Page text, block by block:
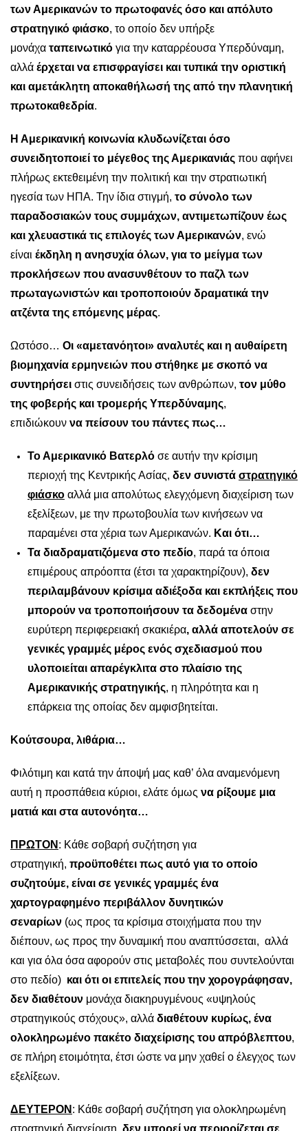
των Αμερικανών το πρωτοφανές όσο και απόλυτο
στρατηγικό φιάσκο, το οποίο δεν υπήρξε
μονάχα ταπεινωτικό για την καταρρέουσα Υπερδύναμη,
αλλά έρχεται να επισφραγίσει και τυπικά την οριστική
και αμετάκλητη αποκαθήλωσή της από την πλανητική
πρωτοκαθεδρία.
Η Αμερικανική κοινωνία κλυδωνίζεται όσο
συνειδητοποιεί το μέγεθος της Αμερικανιάς που αφήνει
πλήρως εκτεθειμένη την πολιτική και την στρατιωτική
ηγεσία των ΗΠΑ. Την ίδια στιγμή, το σύνολο των
παραδοσιακών τους συμμάχων, αντιμετωπίζουν έως
και χλευαστικά τις επιλογές των Αμερικανών, ενώ
είναι έκδηλη η ανησυχία όλων, για το μείγμα των
προκλήσεων που ανασυνθέτουν το παζλ των
πρωταγωνιστών και τροποποιούν δραματικά την
ατζέντα της επόμενης μέρας.
Ωστόσο… Οι «αμετανόητοι» αναλυτές και η αυθαίρετη
βιομηχανία ερμηνειών που στήθηκε με σκοπό να
συντηρήσει στις συνειδήσεις των ανθρώπων, τον μύθο
της φοβερής και τρομερής Υπερδύναμης,
επιδιώκουν να πείσουν του πάντες πως…
Το Αμερικανικό Βατερλό σε αυτήν την κρίσιμη
περιοχή της Κεντρικής Ασίας, δεν συνιστά στρατηγικό
φιάσκο αλλά μια απολύτως ελεγχόμενη διαχείριση των
εξελίξεων, με την πρωτοβουλία των κινήσεων να
παραμένει στα χέρια των Αμερικανών. Και ότι…
Τα διαδραματιζόμενα στο πεδίο, παρά τα όποια
επιμέρους απρόοπτα (έτσι τα χαρακτηρίζουν), δεν
περιλαμβάνουν κρίσιμα αδιέξοδα και εκπλήξεις που
μπορούν να τροποποιήσουν τα δεδομένα στην
ευρύτερη περιφερειακή σκακιέρα, αλλά αποτελούν σε
γενικές γραμμές μέρος ενός σχεδιασμού που
υλοποιείται απαρέγκλιτα στο πλαίσιο της
Αμερικανικής στρατηγικής, η πληρότητα και η
επάρκεια της οποίας δεν αμφισβητείται.
Κούτσουρα, λιθάρια…
Φιλότιμη και κατά την άποψή μας καθ’ όλα αναμενόμενη
αυτή η προσπάθεια κύριοι, ελάτε όμως να ρίξουμε μια
ματιά και στα αυτονόητα…
ΠΡΩΤΟΝ : Κάθε σοβαρή συζήτηση για
στρατηγική, προϋποθέτει πως αυτό για το οποίο
συζητούμε, είναι σε γενικές γραμμές ένα
χαρτογραφημένο περιβάλλον δυνητικών
σεναρίων (ως προς τα κρίσιμα στοιχήματα που την
διέπουν, ως προς την δυναμική που αναπτύσσεται, αλλά
και για όλα όσα αφορούν στις μεταβολές που συντελούνται
στο πεδίο) και ότι οι επιτελείς που την χορογράφησαν,
δεν διαθέτουν μονάχα διακηρυγμένους «υψηλούς
στρατηγικούς στόχους», αλλά διαθέτουν κυρίως, ένα
ολοκληρωμένο πακέτο διαχείρισης του απρόβλεπτου,
σε πλήρη ετοιμότητα, έτσι ώστε να μην χαθεί ο έλεγχος των
εξελίξεων.
ΔΕΥΤΕΡΟΝ : Κάθε σοβαρή συζήτηση για ολοκληρωμένη
στρατηγική διαχείριση, δεν μπορεί να περιορίζεται σε